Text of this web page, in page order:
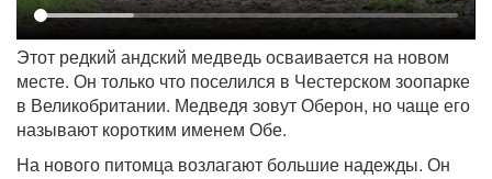
Этот редкий андский медведь осваивается на новом
месте. Он только что поселился в Честерском зоопарке
в Великобритании. Медведя зовут Оберон, но чаще его
называют коротким именем Обе.
На нового питомца возлагают большие надежды. Он